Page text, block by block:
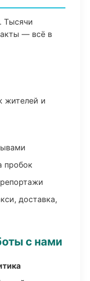
Тысячи
— всё в
жителей и
пробок
доставка,
с нами